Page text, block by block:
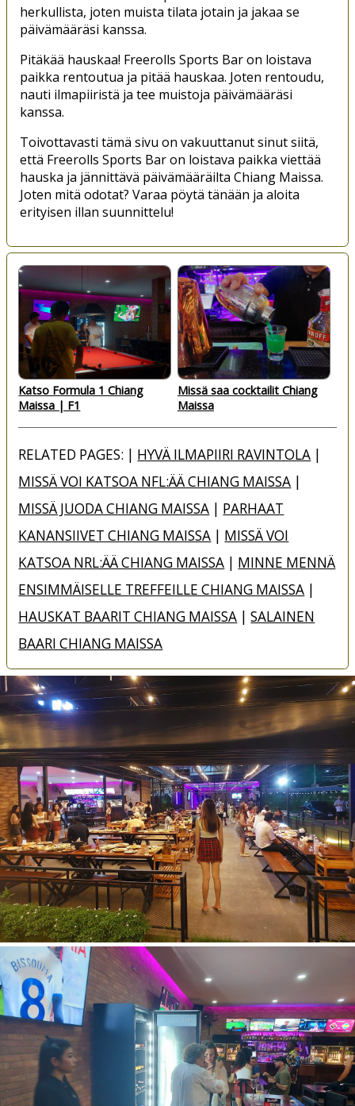
herkullista, joten muista tilata jotain ja jakaa se
päivämääräsi kanssa.
Pitäkää hauskaa! Freerolls Sports Bar on loistava
paikka rentoutua ja pitää hauskaa. Joten rentoudu,
nauti ilmapiiristä ja tee muistoja päivämääräsi
kanssa.
Toivottavasti tämä sivu on vakuuttanut sinut siitä,
että Freerolls Sports Bar on loistava paikka viettää
hauska ja jännittävä päivämääräilta Chiang Maissa.
Joten mitä odotat? Varaa pöytä tänään ja aloita
erityisen illan suunnittelu!
Katso Formula 1 Chiang
Maissa | F1
Missä saa cocktailit Chiang
Maissa
RELATED PAGES: | HYVÄ ILMAPIIRI RAVINTOLA |
MISSÄ VOI KATSOA NFL:ÄÄ CHIANG MAISSA |
MISSÄ JUODA CHIANG MAISSA | PARHAAT
KANANSIIVET CHIANG MAISSA | MISSÄ VOI
KATSOA NRL:ÄÄ CHIANG MAISSA | MINNE MENNÄ
ENSIMMÄISELLE TREFFEILLE CHIANG MAISSA |
HAUSKAT BAARIT CHIANG MAISSA |SALAINEN
BAARI CHIANG MAISSA